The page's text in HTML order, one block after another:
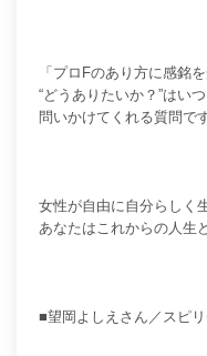
「プロFのあり方に感銘
“どうありたいか？”はい
問いかけてくれる質問です
女性が自由に自分らしく
あなたはこれからの人生
■望岡よしえさん／スピ